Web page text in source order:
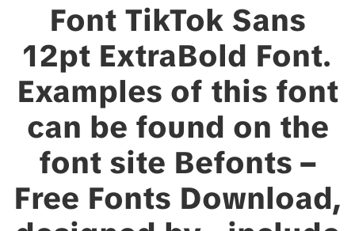
Font TikTok Sans
12pt ExtraBold Font.
Examples of this font
can be found on the
font site Befonts –
Free Fonts Download,